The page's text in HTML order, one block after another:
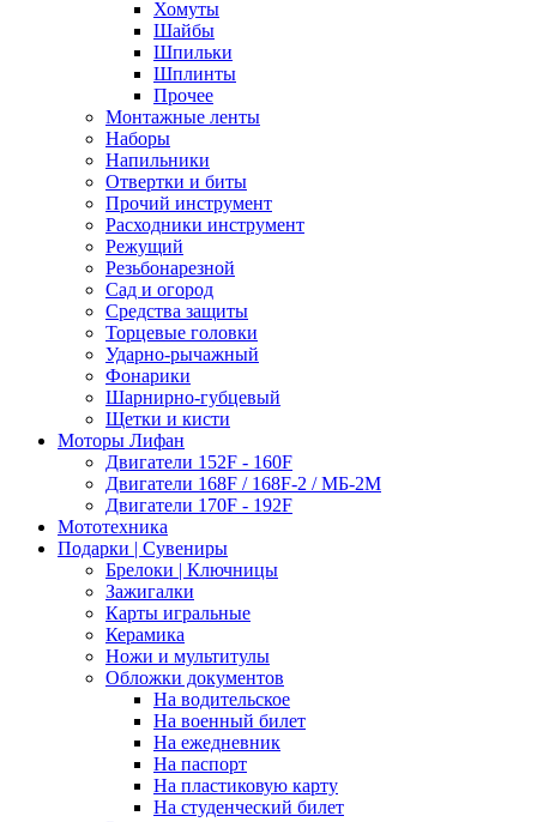
Хомуты
Шайбы
Шпильки
Шплинты
Прочее
Монтажные ленты
Наборы
Напильники
Отвертки и биты
Прочий инструмент
Расходники инструмент
Режущий
Резьбонарезной
Сад и огород
Средства защиты
Торцевые головки
Ударно-рычажный
Фонарики
Шарнирно-губцевый
Щетки и кисти
Моторы Лифан
Двигатели 152F - 160F
Двигатели 168F / 168F-2 / МБ-2М
Двигатели 170F - 192F
Мототехника
Подарки | Сувениры
Брелоки | Ключницы
Зажигалки
Карты игральные
Керамика
Ножи и мультитулы
Обложки документов
На водительское
На военный билет
На ежедневник
На паспорт
На пластиковую карту
На студенческий билет